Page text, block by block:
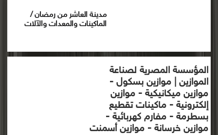
مدينة العاشر من رمضان /
الماكينات والمعدات والآلات
المؤسسة المصرية لصناعة
الموازين | موازين بسكول -
موازين ميكانيكية - موازين
إلكترونية - ماكينات تقطيع
بسطرمة - مفارم كهربائية -
موازين خرسانة - موازين أسمنت